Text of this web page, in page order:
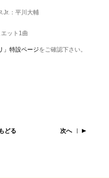
Jr.：平川大輔
ット1曲
」特設ページをご確認下さい。
どる 次へ